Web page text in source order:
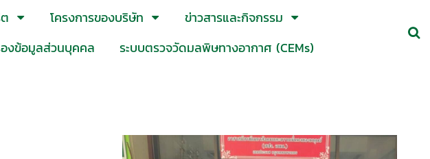
โครงการของบริษัท
ข่าวสารและกิจกรรม
งข้อมูลส่วนบุคคล ระบบตรวจวัดมลพิษทางอากาศ (CEMs)